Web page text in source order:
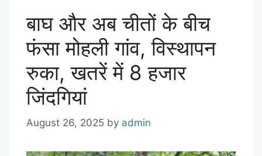
बाघ और अब चीतों के बीच
फंसा मोहली गांव, विस्थापन
रुका, खतरें में 8 हजार
जिंदगियां
August 26, 2025 by admin